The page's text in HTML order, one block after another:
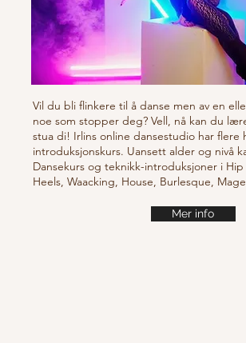
Vil du bli flinkere til å danse men av en
noe som stopper deg? Vell, nå kan du
stua di! Irlins online dansestudio har flere
introduksjonskurs. Uansett alder og nivå
Dansekurs og teknikk-introduksjoner i Hip
Heels, Waacking, House, Burlesque,
Mer info